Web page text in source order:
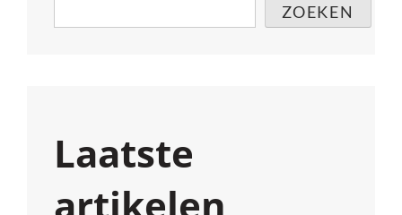
ZOEKEN
Laatste
artikelen